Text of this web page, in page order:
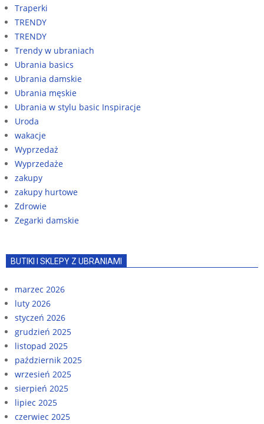
Traperki
TRENDY
TRENDY
Trendy w ubraniach
Ubrania basics
Ubrania damskie
Ubrania męskie
Ubrania w stylu basic Inspiracje
Uroda
wakacje
Wyprzedaż
Wyprzedaże
zakupy
zakupy hurtowe
Zdrowie
Zegarki damskie
BUTIKI I SKLEPY Z UBRANIAMI
marzec 2026
luty 2026
styczeń 2026
grudzień 2025
listopad 2025
październik 2025
wrzesień 2025
sierpień 2025
lipiec 2025
czerwiec 2025